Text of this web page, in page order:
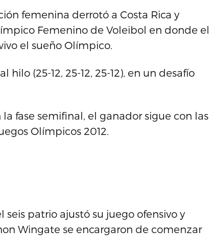
femenina derrotó a Costa Rica y
Femenino de Voleibol en donde el
el sueño Olímpico.
(25-12, 25-12, 25-12), en un desafío
fase semifinal, el ganador sigue con las
Olímpicos 2012.
patrio ajustó su juego ofensivo y
Wingate se encargaron de comenzar